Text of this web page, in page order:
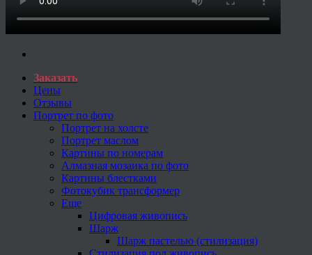
Заказать
Цены
Отзывы
Портрет по фото
Портрет на холсте
Портрет маслом
Картины по номерам
Алмазная мозаика по фото
Картины блестками
Фотокубик трансформер
Еще
Цифровая живопись
Шарж
Шарж пастелью (стилизация)